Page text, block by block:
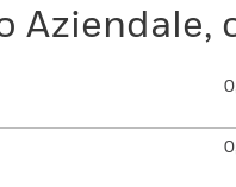
Aziendale,